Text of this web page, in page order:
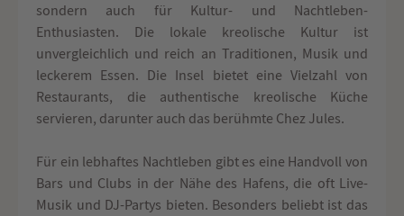
sondern auch für Kultur- und Nachtleben-
Enthusiasten. Die lokale kreolische Kultur ist
unvergleichlich und reich an Traditionen, Musik und
leckerem Essen. Die Insel bietet eine Vielzahl von
Restaurants, die authentische kreolische Küche
servieren, darunter auch das berühmte Chez Jules.
Für ein lebhaftes Nachtleben gibt es eine Handvoll von
Bars und Clubs in der Nähe des Hafens, die oft Live-
Musik und DJ-Partys bieten. Besonders beliebt ist das